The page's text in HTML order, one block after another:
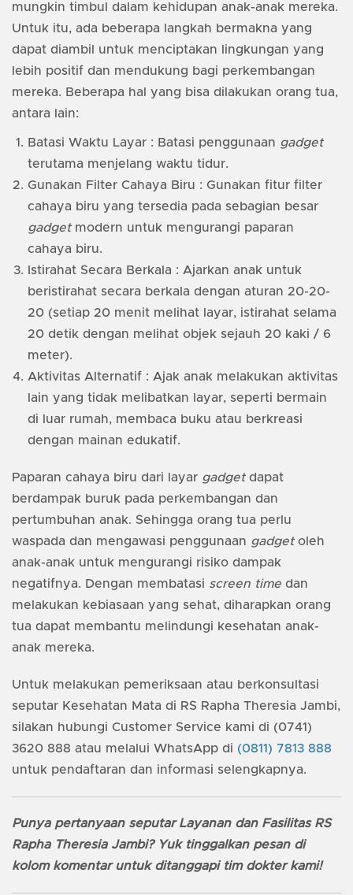
mungkin timbul dalam kehidupan anak-anak mereka.
Untuk itu, ada beberapa langkah bermakna yang
dapat diambil untuk menciptakan lingkungan yang
lebih positif dan mendukung bagi perkembangan
mereka. Beberapa hal yang bisa dilakukan orang tua,
antara lain:
Batasi Waktu Layar : Batasi penggunaan gadget
terutama menjelang waktu tidur.
Gunakan Filter Cahaya Biru : Gunakan fitur filter
cahaya biru yang tersedia pada sebagian besar
gadgetmodern untuk mengurangi paparan
cahaya biru.
Istirahat Secara Berkala : Ajarkan anak untuk
beristirahat secara berkala dengan aturan 20-20-
20 (setiap 20 menit melihat layar, istirahat selama
20 detik dengan melihat objek sejauh 20 kaki / 6
meter).
Aktivitas Alternatif : Ajak anak melakukan aktivitas
lain yang tidak melibatkan layar, seperti bermain
di luar rumah, membaca buku atau berkreasi
dengan mainan edukatif.
Paparan cahaya biru dari layar gadgetdapat
berdampak buruk pada perkembangan dan
pertumbuhan anak. Sehingga orang tua perlu
waspada dan mengawasi penggunaan gadgetoleh
anak-anak untuk mengurangi risiko dampak
negatifnya. Dengan membatasi screen time dan
melakukan kebiasaan yang sehat, diharapkan orang
tua dapat membantu melindungi kesehatan anak-
anak mereka.
Untuk melakukan pemeriksaan atau berkonsultasi
seputar Kesehatan Mata di RS Rapha Theresia Jambi,
silakan hubungi Customer Service kami di (0741)
3620 888 atau melalui WhatsApp di (0811) 7813 888
untuk pendaftaran dan informasi selengkapnya.
Punya pertanyaan seputar Layanan dan Fasilitas RS
Rapha Theresia Jambi? Yuk tinggalkan pesan di
kolom komentar untuk ditanggapi tim dokter kami!